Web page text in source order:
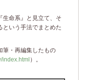
命系』と見立て、そ
という手法でまとめた
筆・再編集したもの
index.html ）。